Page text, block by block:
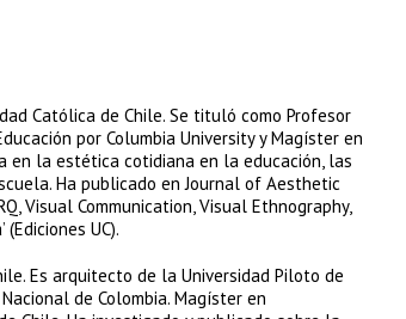
Católica de Chile. Se tituló como Profesor
por Columbia University y Magíster en
en la estética cotidiana en la educación, las
Ha publicado en Journal of Aesthetic
Visual Communication, Visual Ethnography,
UC).
Es arquitecto de la Universidad Piloto de
de Colombia. Magíster en